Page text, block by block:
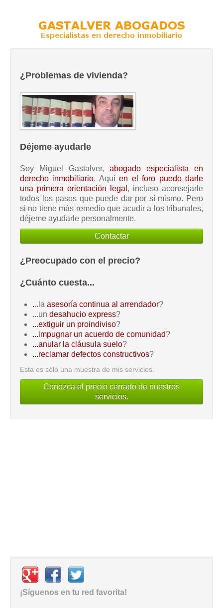
¿Problemas de vivienda?
Déjeme ayudarle
Soy Miguel Gastalver, abogado especialista en
derecho inmobiliario. Aquíen el foro puedo darle
una primera orientación legal , incluso aconsejarle
todos los pasos que puede dar por sí mismo. Pero
si no tiene más remedio que acudir a los tribunales,
déjeme ayudarle personalmente.
Contactar
¿Preocupado con el precio?
¿Cuánto cuesta...
...la asesoría continua al arrendador?
...un desahucio express?
...extiguir un proindiviso?
...impugnar un acuerdo de comunidad?
...anular la cláusula suelo?
...reclamar defectos constructivos?
Esta es sólo una muestra de mis servicios.
Conozca el precio cerrado de nuestros
servicios.
¡Síguenos en tu red favorita!